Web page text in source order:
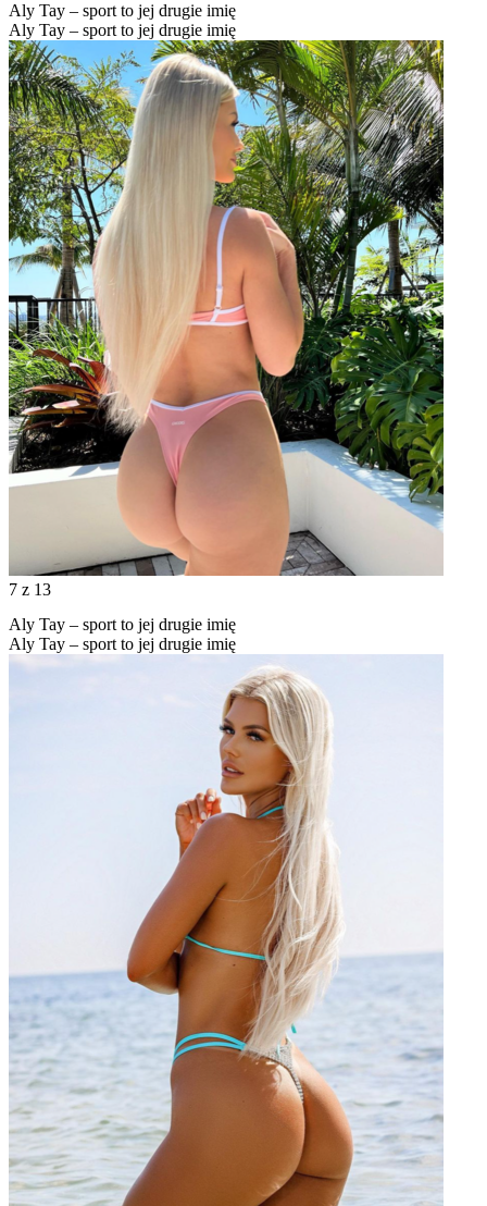
Aly Tay – sport to jej drugie imię
Aly Tay – sport to jej drugie imię
7 z 13
Aly Tay – sport to jej drugie imię
Aly Tay – sport to jej drugie imię